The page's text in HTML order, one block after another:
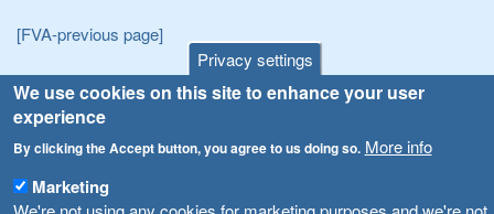
Privacy settings
We use cookies on this site to enhance your user
experience
By clicking the Accept button, you agree to us doing so. More info
Marketing
[FVA-previous page]
Announcements
Navigation
Archive
Forms